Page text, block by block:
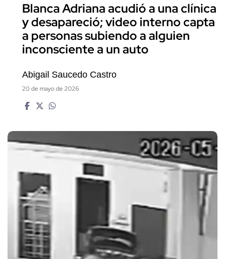
Blanca Adriana acudió a una clínica
y desapareció; video interno capta
a personas subiendo a alguien
inconsciente a un auto
Abigail Saucedo Castro
20 de mayo de 2026